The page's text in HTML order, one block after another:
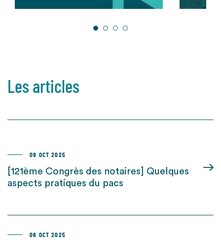
Les articles
09 OCT 2025
[121ème Congrès des notaires] Quelques
aspects pratiques du pacs
06 OCT 2025